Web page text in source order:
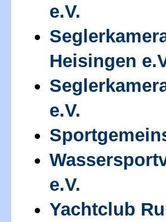
e.V.
Heisingen
e.V.
e.V.
Yachtclub